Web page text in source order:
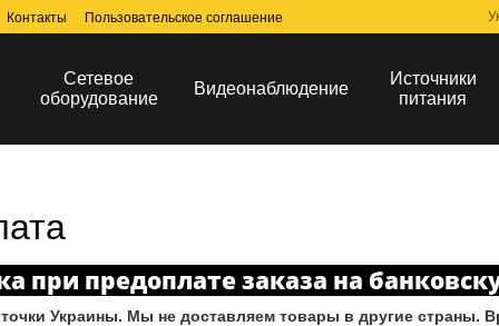
Контакты
Пользовательское соглашение
Сетевое
оборудование
Видеонаблюдение
Источники
питания
при предоплате заказа на
Украины. Мы не доставляем товары в другие страны.